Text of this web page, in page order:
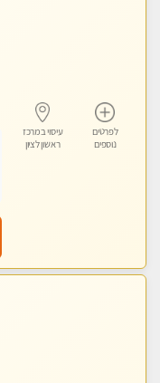
לפרטים
נוספים
עיסוי במרכז
ראשון לציון